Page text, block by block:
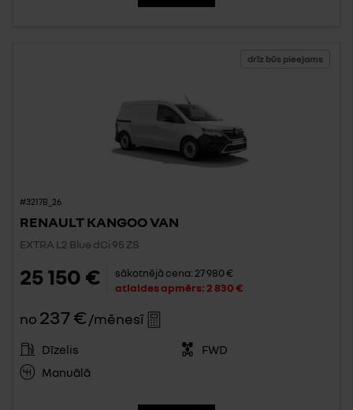
drīz būs pieejams
#3217B_26
RENAULT KANGOO VAN
EXTRA L2 Blue dCi 95 ZS
25 150 € sākotnējā cena: 27 980 €
atlaides apmērs: 2 830 €
no 237 € /mēnesī
Dīzelis
FWD
Manuālā